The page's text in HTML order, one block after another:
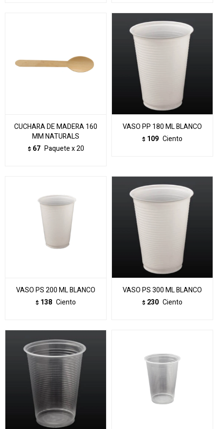
CUCHARA DE MADERA 160
MM NATURALS
$ 67 Paquete x 20
VASO PP 180 ML BLANCO
$ 109 Ciento
VASO PS 200 ML BLANCO
$ 138 Ciento
VASO PS 300 ML BLANCO
$ 230 Ciento